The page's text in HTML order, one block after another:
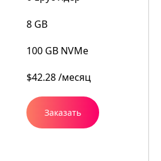
8 GB
100 GB NVMe
$42.28 /месяц
Заказать